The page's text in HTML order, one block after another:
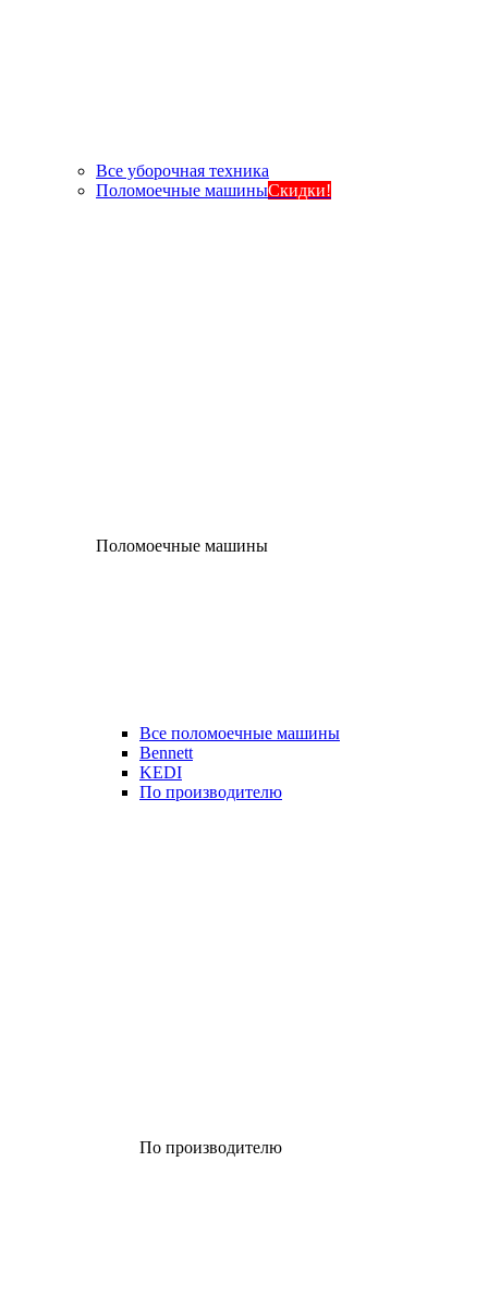
Все уборочная техника
Поломоечные машиныСкидки!
Поломоечные машины
Все поломоечные машины
Bennett
KEDI
По производителю
По производителю